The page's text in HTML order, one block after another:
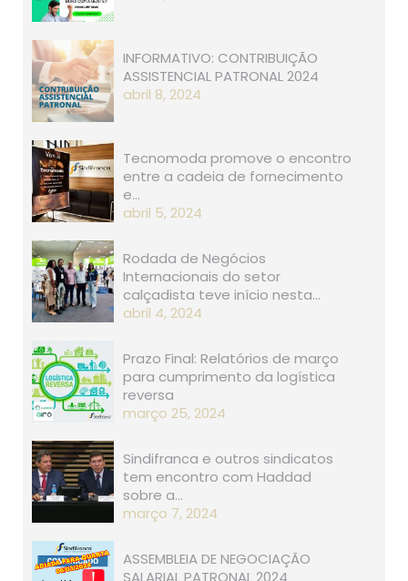
INFORMATIVO: CONTRIBUIÇÃO
ASSISTENCIAL PATRONAL 2024
abril 8, 2024
Tecnomoda promove o encontro
entre a cadeia de fornecimento
e…
abril 5, 2024
Rodada de Negócios
Internacionais do setor
calçadista teve início nesta…
abril 4, 2024
Prazo Final: Relatórios de março
para cumprimento da logística
reversa
março 25, 2024
Sindifranca e outros sindicatos
tem encontro com Haddad
sobre a…
março 7, 2024
ASSEMBLEIA DE NEGOCIAÇÃO
SALARIAL PATRONAL 2024